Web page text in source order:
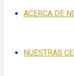
ACERCA DE
NUESTRAS